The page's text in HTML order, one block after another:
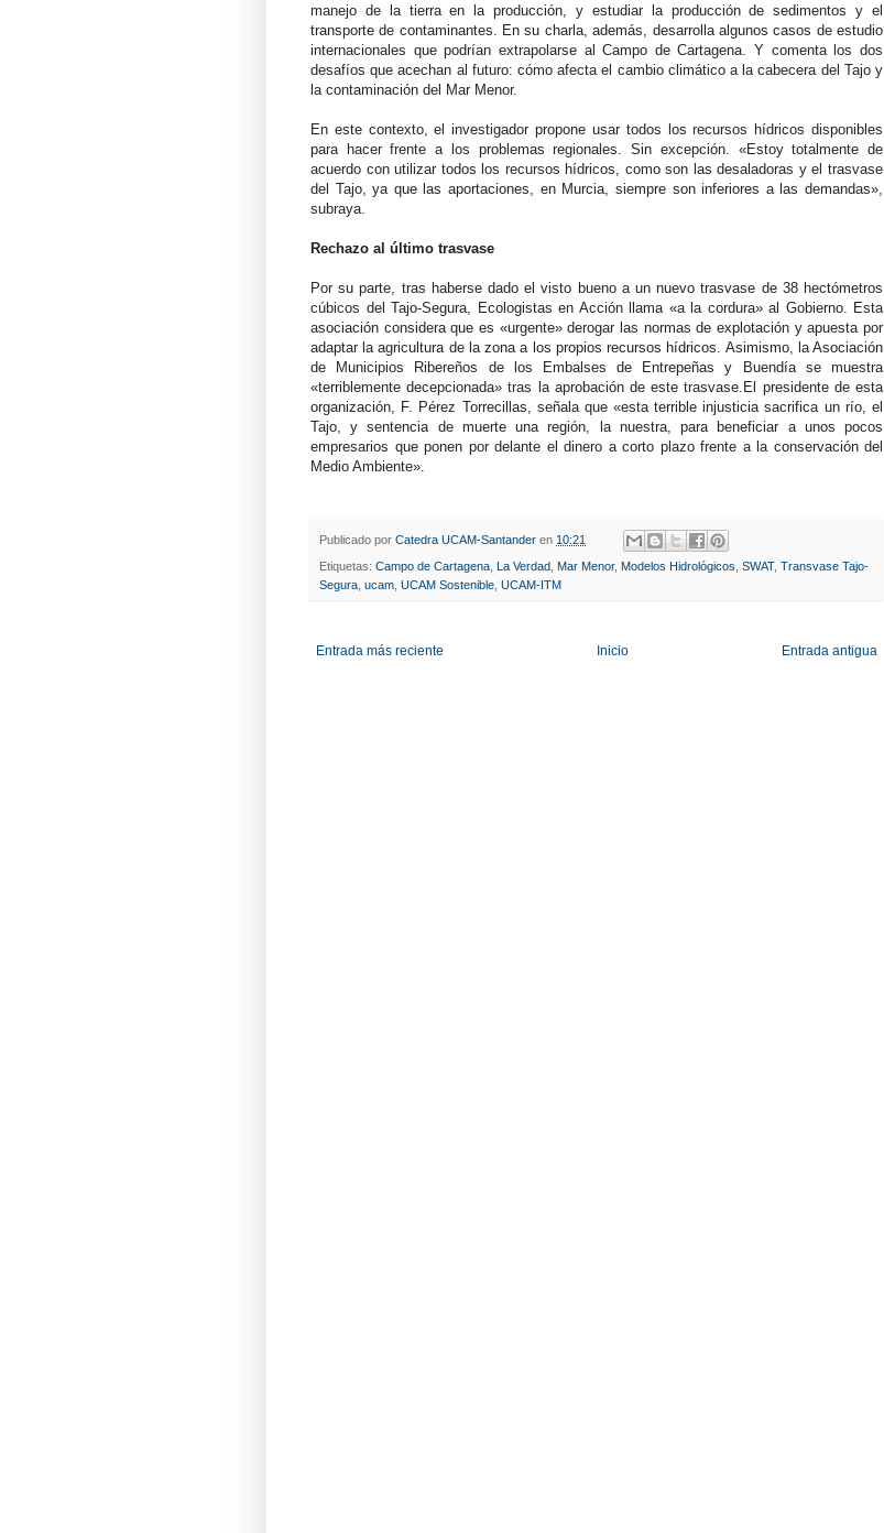
manejo de la tierra en la producción, y estudiar la producción de sedimentos y el
transporte de contaminantes. En su charla, además, desarrolla algunos casos de estudio
internacionales que podrían extrapolarse al Campo de Cartagena. Y comenta los dos
desafíos que acechan al futuro: cómo afecta el cambio climático a la cabecera del Tajo y
la contaminación del Mar Menor.
En este contexto, el investigador propone usar todos los recursos hídricos disponibles
para hacer frente a los problemas regionales. Sin excepción. «Estoy totalmente de
acuerdo con utilizar todos los recursos hídricos, como son las desaladoras y el trasvase
del Tajo, ya que las aportaciones, en Murcia, siempre son inferiores a las demandas»,
subraya.
Rechazo al último trasvase
Por su parte, tras haberse dado el visto bueno a un nuevo trasvase de 38 hectómetros
cúbicos del Tajo-Segura, Ecologistas en Acción llama «a la cordura» al Gobierno. Esta
asociación considera que es «urgente» derogar las normas de explotación y apuesta por
adaptar la agricultura de la zona a los propios recursos hídricos. Asimismo, la Asociación
de Municipios Ribereños de los Embalses de Entrepeñas y Buendía se muestra
«terriblemente decepcionada» tras la aprobación de este trasvase.El presidente de esta
organización, F. Pérez Torrecillas, señala que «esta terrible injusticia sacrifica un río, el
Tajo, y sentencia de muerte una región, la nuestra, para beneficiar a unos pocos
empresarios que ponen por delante el dinero a corto plazo frente a la conservación del
Medio Ambiente».
Publicado por Catedra UCAM-Santander en 10:21
Etiquetas: Campo de Cartagena La Verdad Mar Menor, Modelos Hidrológicos SWAT, Transvase Tajo-
Segura ucam UCAM Sostenible UCAM-ITM
Entrada más reciente Entrada antigua
Inicio